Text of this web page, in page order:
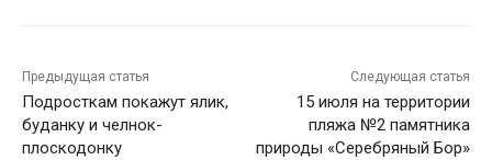
Предыдущая статья
Подросткам покажут ялик,
буданку и челнок-
плоскодонку
Следующая статья
15 июля на территории
пляжа №2 памятника
природы «Серебряный Бор»